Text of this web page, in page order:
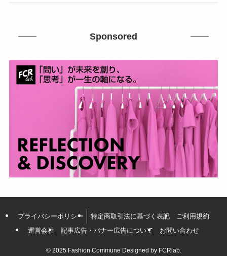
Sponsored
プライバシーポリシー 特定商取引法に基づく表記
ご利用規約
運営会社
記事広告・バナー広告について お問い合わせ
©2025 Fashion Commune Designed by FCRlab.